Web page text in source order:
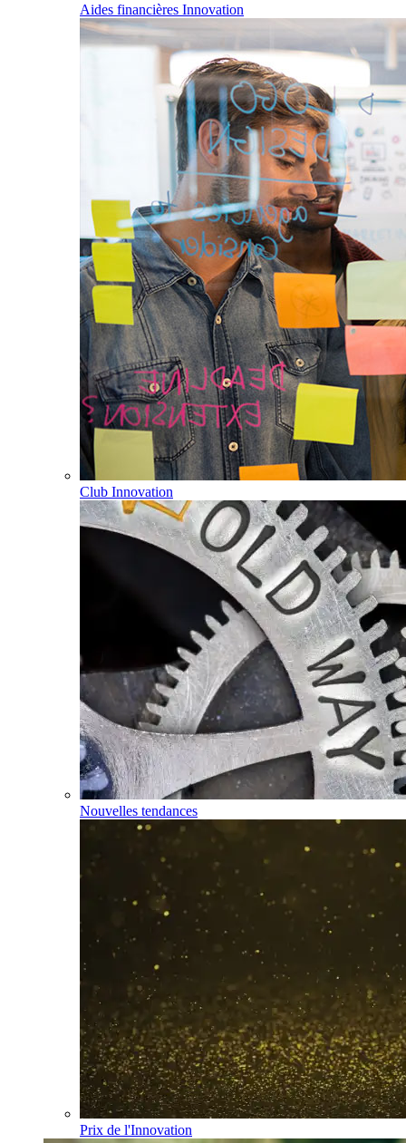
Aides financières Innovation
Club Innovation
Nouvelles tendances
Prix de l'Innovation